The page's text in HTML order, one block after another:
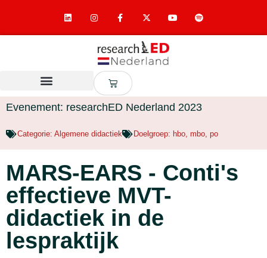
Evenement: researchED Nederland 2023
Categorie: Algemene didactiek Doelgroep: hbo mbo po
MARS-EARS - Conti's
effectieve MVT-
didactiek in de
lespraktijk